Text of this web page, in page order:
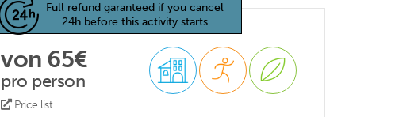
Full refund garanteed if you cancel
24h before this activity starts
von 65€
pro person
Price list